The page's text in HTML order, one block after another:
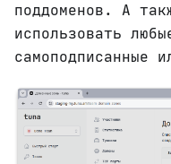
поддоменов. А
использовать
самоподписанные